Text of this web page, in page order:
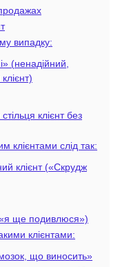
випадку:
(ненадійний,
клієнт без
клієнтами слід так:
клієнт («Скрудж
ще подивлюся»)
клієнтами:
що виносить»